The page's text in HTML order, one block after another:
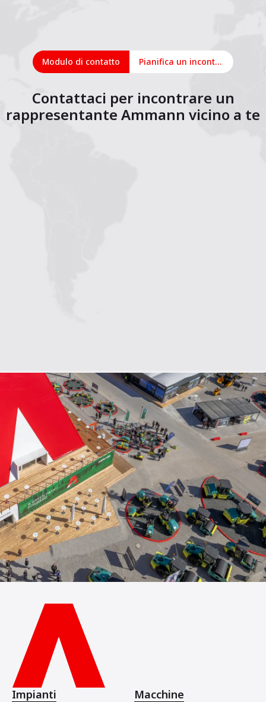
Modulo di contatto Pianifica un incontro online
Contattaci per incontrare un
rappresentante Ammann vicino a te
Impianti Macchine